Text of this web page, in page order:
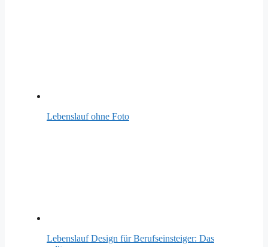
Lebenslauf ohne Foto
Lebenslauf Design für Berufseinsteiger: Das